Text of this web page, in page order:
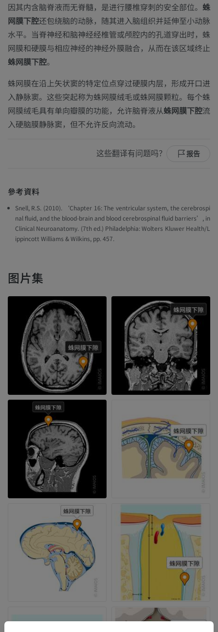
因其内含脑脊液而无脊髓，是进行腰椎穿刺的安全部位。 蛛
网膜下腔还包绕脑的动脉，随其进入脑组织并延伸至小动脉
水平。当脊神经和脑神经经椎管或颅腔内的孔道穿出时，蛛
网膜和硬膜与相应神经的神经外膜融合，从而在该区域终止
蛛网膜下腔。
蛛网膜在沿上矢状窦的特定位点穿过硬膜内层，形成开口进
入静脉窦。这些突起称为蛛网膜绒毛或蛛网膜颗粒。每个蛛
网膜绒毛具有单向瓣膜的功能，允许脑脊液从蛛网膜下腔流
入硬脑膜静脉窦，但不允许反向流动。
这些翻译有问题吗？ 报告
參考資料
Snell, R.S. (2010). ‘Chapter 16: The ventricular system, the cerebrospi
nal fluid, and the blood-brain and blood cerebrospinal fluid barriers’, in
Clinical Neuroanatomy. (7th ed.) Philadelphia: Wolters Kluwer Health/L
ippincott Williams & Wilkins, pp. 457.
图片集